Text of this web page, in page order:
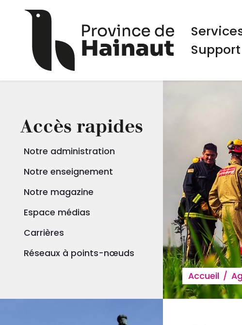
Accès rapides
Notre administration
Notre enseignement
Notre magazine
Espace médias
Carrières
Réseaux à points-nœuds
Fil
Accueil